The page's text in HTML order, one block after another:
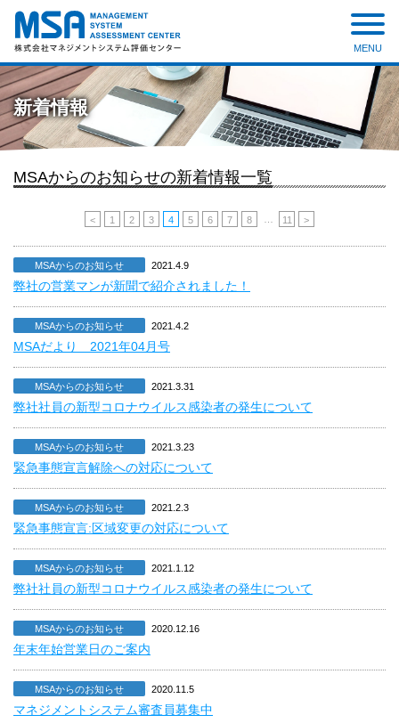
株式会社 マネジメントシステ
ム評価センター
MENU
新着情報
MSAからのお知らせの新着情報一覧
< 1 2 3 4 5 6 7 8 11 >
MSAからのお知らせ 2021.4.9
弊社の営業マンが新聞で紹介されました！
MSAからのお知らせ 2021.4.2
MSAだより 2021年04月号
MSAからのお知らせ 2021.3.31
弊社社員の新型コロナウイルス感染者の発生について
MSAからのお知らせ 2021.3.23
緊急事態宣言解除への対応について
MSAからのお知らせ 2021.2.3
緊急事態宣言:区域変更の対応について
MSAからのお知らせ 2021.1.12
弊社社員の新型コロナウイルス感染者の発生について
MSAからのお知らせ 2020.12.16
年末年始営業日のご案内
MSAからのお知らせ 2020.11.5
マネジメントシステム審査員募集中